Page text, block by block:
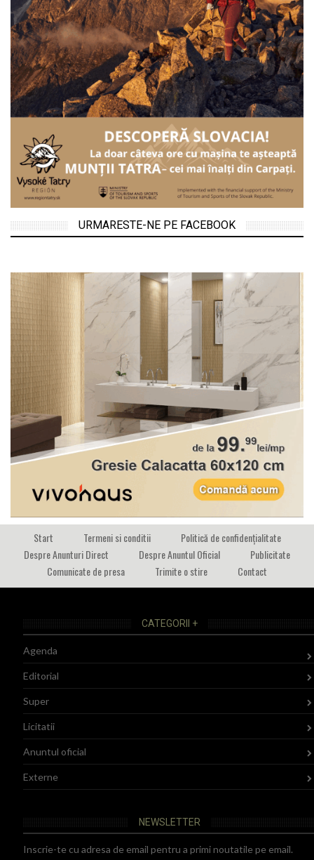
URMARESTE-NE PE FACEBOOK
Start Termeni si conditii
Politică de confidențialitate
Despre Anunturi Direct
Despre Anuntul Oficial
Publicitate
Comunicate de presa
Trimite o stire Contact
CATEGORII +
Agenda
Editorial
Super
Licitatii
Anuntul oficial
Externe
NEWSLETTER
Inscrie-te cu adresa de email pentru a primi noutatile pe email.